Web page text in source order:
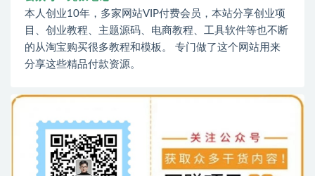
本人创业10年，多家网站VIP付费会员，本站分享创业项
目、创业教程、主题源码、电商教程、工具软件等也不断
的从淘宝购买很多教程和模板。 专门做了这个网站用来
分享这些精品付款资源。